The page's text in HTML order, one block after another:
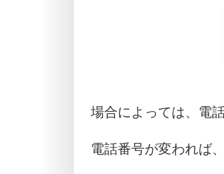
場合によっては、電
電話番号が変われば